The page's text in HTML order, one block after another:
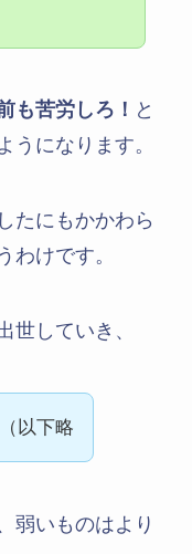
も苦労しろ！ と
うになります。
たにもかかわら
わけです。
世していき、
以下略
弱いものはより